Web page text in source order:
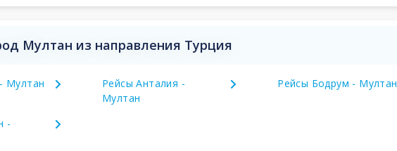
Мултан из направления Турция
Мултан
Рейсы Анталия -
Мултан
Рейсы Бодрум - Мултан
-